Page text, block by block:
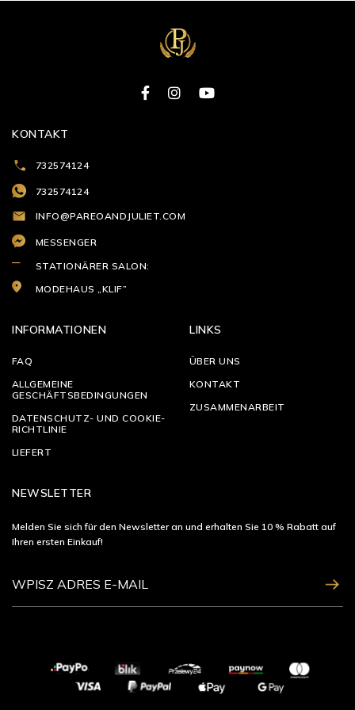
KONTAKT
732574124
732574124
INFO@PAREOANDJULIET.COM
MESSENGER
STATIONÄRER SALON:
MODEHAUS „KLIF”
INFORMATIONEN
FAQ
ALLGEMEINE
GESCHÄFTSBEDINGUNGEN
DATENSCHUTZ- UND COOKIE-
RICHTLINIE
LIEFERT
LINKS
ÜBER UNS
KONTAKT
ZUSAMMENARBEIT
NEWSLETTER
Melden Sie sich für den Newsletter an und erhalten Sie 10 % Rabatt auf
Ihren ersten Einkauf!